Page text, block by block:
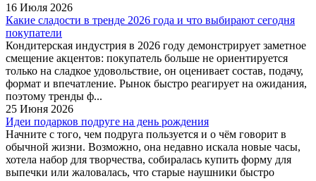
16 Июля 2026
Какие сладости в тренде 2026 года и что выбирают сегодня
покупатели
Кондитерская индустрия в 2026 году демонстрирует заметное
смещение акцентов: покупатель больше не ориентируется
только на сладкое удовольствие, он оценивает состав, подачу,
формат и впечатление. Рынок быстро реагирует на ожидания,
поэтому тренды ф...
25 Июня 2026
Идеи подарков подруге на день рождения
Начните с того, чем подруга пользуется и о чём говорит в
обычной жизни. Возможно, она недавно искала новые часы,
хотела набор для творчества, собиралась купить форму для
выпечки или жаловалась, что старые наушники быстро